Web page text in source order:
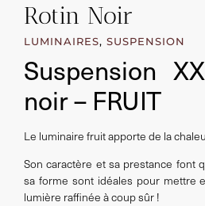
Rotin Noir
LUMINAIRES, SUSPENSION
Suspension
noir – FRUIT
Le luminaire fruit apporte de la
Son caractère et sa prestance font
sa forme sont idéales pour mettre
lumière raffinée à coup sûr !